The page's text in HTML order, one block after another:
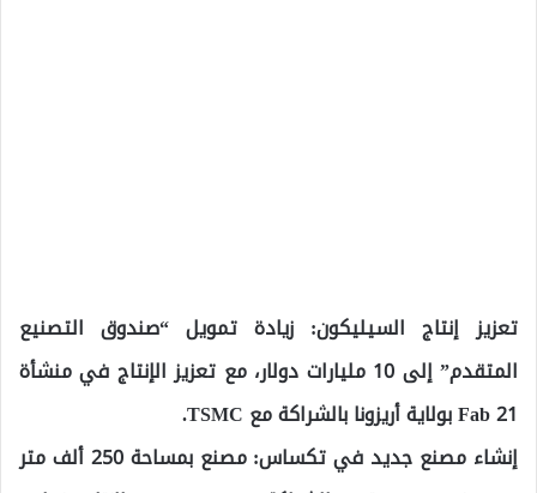
تعزيز إنتاج السيليكون: زيادة تمويل “صندوق التصنيع
المتقدم” إلى 10 مليارات دولار، مع تعزيز الإنتاج في منشأة
Fab 21 بولاية أريزونا بالشراكة مع TSMC.
إنشاء مصنع جديد في تكساس: مصنع بمساحة 250 ألف متر